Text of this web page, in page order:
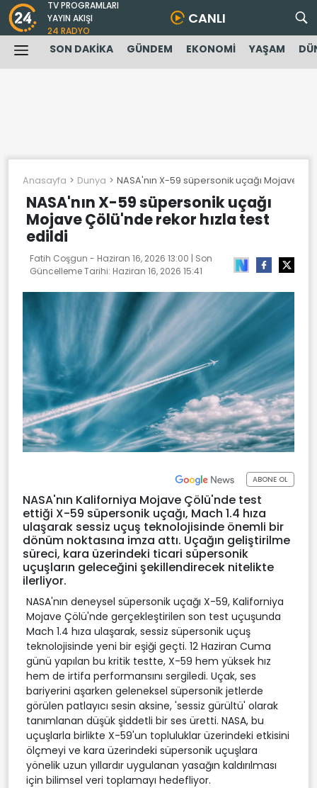
TV PROGRAMLARI
YAYIN AKIŞI
24 RADYO
CANLI
SON DAKİKA GÜNDEM EKONOMİ YAŞAM
Anasayfa Dunya NASA'nın X-59 süpersonik uçağı Mojave
NASA'nın X-59 süpersonik uçağı
Mojave Çölü'nde rekor hızla test
edildi
Fatih Coşgun - Haziran 16, 2026 13:00 | Son
Güncelleme Tarihi: Haziran 16, 2026 15:41
ABONE OL
NASA'nın Kaliforniya Mojave Çölü'nde test
ettiği X-59 süpersonik uçağı, Mach 1.4 hıza
ulaşarak sessiz uçuş teknolojisinde önemli bir
dönüm noktasına imza attı. Uçağın geliştirilme
süreci, kara üzerindeki ticari süpersonik
uçuşların geleceğini şekillendirecek nitelikte
ilerliyor.
NASA'nın deneysel süpersonik uçağı X-59, Kaliforniya
Mojave Çölü'nde gerçekleştirilen son test uçuşunda
Mach 1.4 hıza ulaşarak, sessiz süpersonik uçuş
teknolojisinde yeni bir eşiği geçti. 12 Haziran Cuma
günü yapılan bu kritik testte, X-59 hem yüksek hız
hem de irtifa performansını sergiledi. Uçak, ses
bariyerini aşarken geleneksel süpersonik jetlerde
görülen patlayıcı sesin aksine, 'sessiz gürültü' olarak
tanımlanan düşük şiddetli bir ses üretti. NASA, bu
uçuşlarla birlikte X-59'un topluluklar üzerindeki etkisini
ölçmeyi ve kara üzerindeki süpersonik uçuşlara
yönelik uzun yıllardır uygulanan yasağın kaldırılması
için bilimsel veri toplamayı hedefliyor.